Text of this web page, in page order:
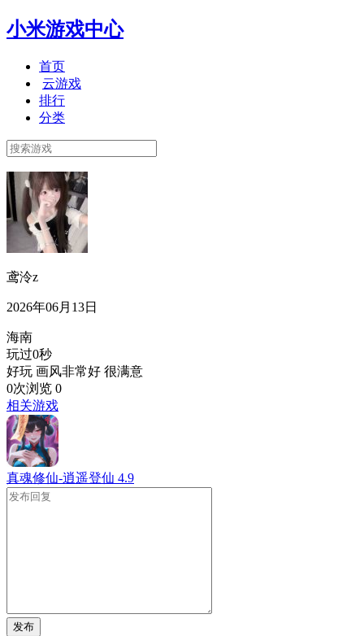
小米游戏中心
首页
云游戏
排行
分类
鸢泠z
2026年06月13日
海南
玩过0秒
好玩 画风非常好 很满意
0次浏览 0
相关游戏
真魂修仙-逍遥登仙 4.9
发布